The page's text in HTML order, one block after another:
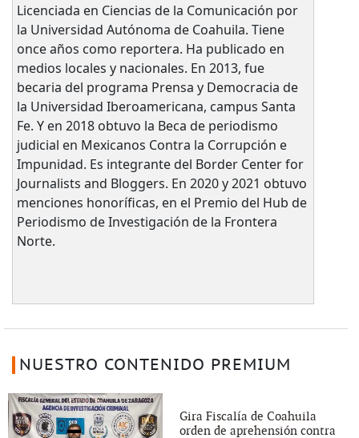
Licenciada en Ciencias de la Comunicación por
la Universidad Autónoma de Coahuila. Tiene
once años como reportera. Ha publicado en
medios locales y nacionales. En 2013, fue
becaria del programa Prensa y Democracia de
la Universidad Iberoamericana, campus Santa
Fe. Y en 2018 obtuvo la Beca de periodismo
judicial en Mexicanos Contra la Corrupción e
Impunidad. Es integrante del Border Center for
Journalists and Bloggers. En 2020 y 2021 obtuvo
menciones honoríficas, en el Premio del Hub de
Periodismo de Investigación de la Frontera
Norte.
NUESTRO CONTENIDO PREMIUM
Gira Fiscalía de Coahuila
orden de aprehensión contra